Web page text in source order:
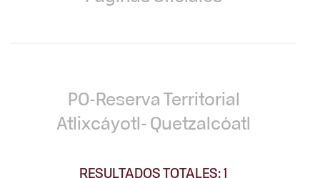
PO-Reserva Territorial
Atlixcáyotl- Quetzalcóatl
RESULTADOS TOTALES: 1